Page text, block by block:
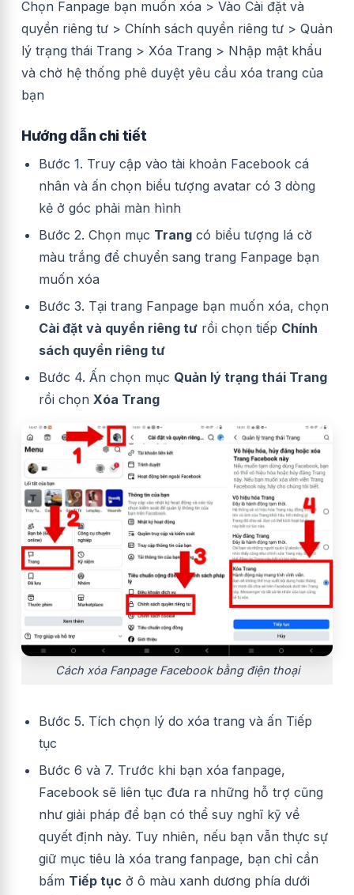
Chọn Fanpage bạn muốn xóa > Vào Cài đặt và
quyền riêng tư > Chính sách quyền riêng tư > Quản
lý trạng thái Trang > Xóa Trang > Nhập mật khẩu
và chờ hệ thống phê duyệt yêu cầu xóa trang của
bạn
Hướng dẫn chi tiết
Bước 1. Truy cập vào tài khoản Facebook cá
nhân và ấn chọn biểu tượng avatar có 3 dòng
kẻ ở góc phải màn hình
Bước 2. Chọn mục Trang có biểu tượng lá cờ
màu trắng để chuyển sang trang Fanpage bạn
muốn xóa
Bước 3. Tại trang Fanpage bạn muốn xóa, chọn
Cài đặt và quyền riêng tư rồi chọn tiếp Chính
sách quyền riêng tư
Bước 4. Ấn chọn mục Quản lý trạng thái Trang
rồi chọn Xóa Trang
Cách xóa Fanpage Facebook bằng điện thoại
Bước 5. Tích chọn lý do xóa trang và ấn Tiếp
tục
Bước 6 và 7. Trước khi bạn xóa fanpage,
Facebook sẽ liên tục đưa ra những hỗ trợ cũng
như giải pháp để bạn có thể suy nghĩ kỹ về
quyết định này. Tuy nhiên, nếu bạn vẫn thực sự
giữ mục tiêu là xóa trang fanpage, bạn chỉ cần
bấm Tiếp tục ở ô màu xanh dương phía dưới